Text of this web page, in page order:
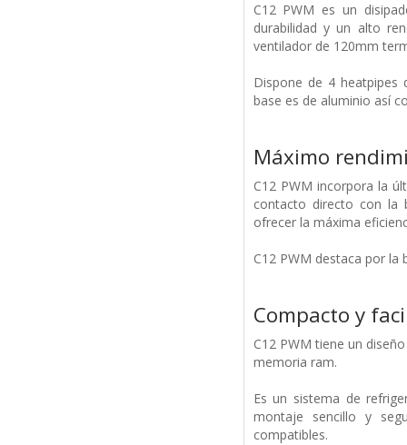
C12 PWM es un
durabilidad y un alto
ventilador de 120mm
Dispone de 4 heatpipes
base es de aluminio así
Máximo
C12 PWM incorpora la
contacto directo con la
ofrecer la máxima
C12 PWM destaca por
Compacto y
C12 PWM tiene un
memoria ram.
Es un sistema de
montaje sencillo y
compatibles.